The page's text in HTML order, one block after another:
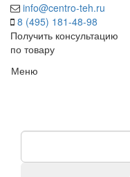
info@centro-teh.ru
8 (495) 181-48-98
Получить консультацию
по товару
Меню